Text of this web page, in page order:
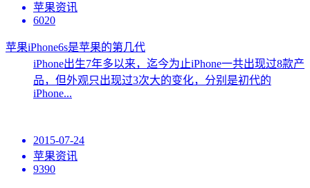
苹果资讯
6020
苹果iPhone6s是苹果的第几代
iPhone出生7年多以来，迄今为止iPhone一共出现过8款产
品，但外观只出现过3次大的变化，分别是初代的
iPhone...
2015-07-24
苹果资讯
9390